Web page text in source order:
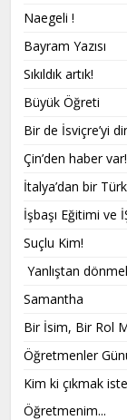
Naegeli !
Bayram Yazısı
Sıkıldık artık!
Büyük Öğreti
Bir de İsviçre’yi
Çin’den haber var!
İtalya’dan bir
İşbaşı Eğitimi ve
Suçlu Kim!
Yanlıştan
Samantha
Bir İsim, Bir Rol
Öğretmenler
Kim ki çıkmak
Öğretmenim...